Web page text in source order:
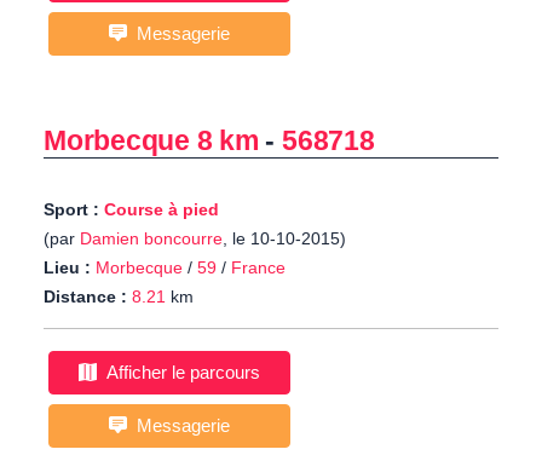
Messagerie
Morbecque 8 km -568718
Sport : Course à pied
(par Damien boncourre, le 10-10-2015)
Lieu : Morbecque / 59 / France
Distance : 8.21 km
Afficher le parcours
Messagerie